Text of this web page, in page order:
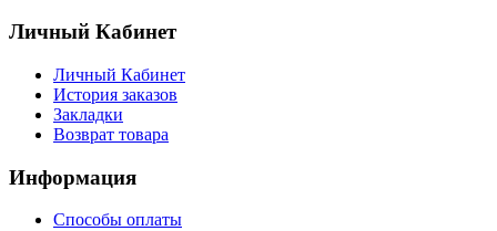
Личный Кабинет
Личный Кабинет
История заказов
Закладки
Возврат товара
Информация
Способы оплаты